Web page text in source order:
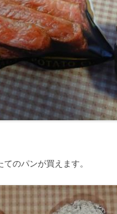
のパンが買えます。